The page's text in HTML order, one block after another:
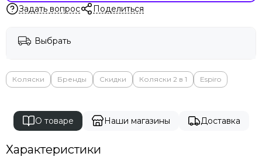
Задать вопрос Поделиться
Выбрать
Коляски Бренды Скидки Коляски 2 в 1 Espiro
О товаре Наши магазины Доставка
Характеристики